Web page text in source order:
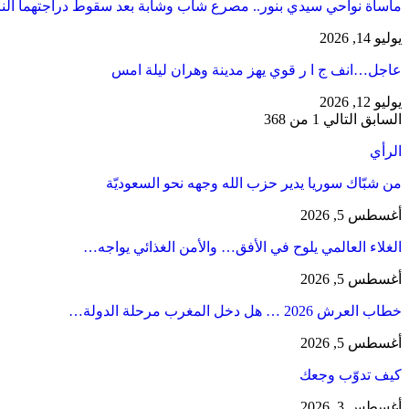
مأساة نواحي سيدي بنور.. مصرع شاب وشابة بعد سقوط دراجتهما
يوليو 14, 2026
عاجل…انف ج ا ر قوي يهز مدينة وهران ليلة امس
يوليو 12, 2026
السابق التالي 1 من 368
الرأي
من شبّاك سوريا يدير حزب الله وجهه نحو السعوديّة
أغسطس 5, 2026
الغلاء العالمي يلوح في الأفق… والأمن الغذائي يواجه…
أغسطس 5, 2026
خطاب العرش 2026 … هل دخل المغرب مرحلة الدولة…
أغسطس 5, 2026
كيف تدوّب وجعك